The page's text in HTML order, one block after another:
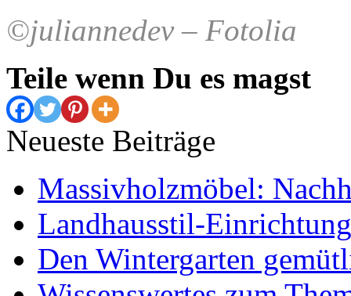
©juliannedev – Fotolia
Teile wenn Du es magst
Neueste Beiträge
Massivholzmöbel:
Landhausstil-
Den Wintergarten